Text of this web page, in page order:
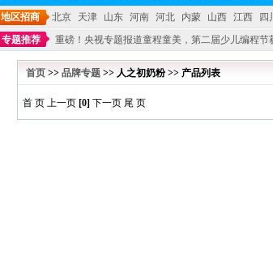
地区招商 北京 天津 山东 河南 河北 内蒙 山西 江西 四
专题推荐
重磅！央视专题报道童程童美，第二届少儿编程节
不能再单纯地销售产品,而要向增强服务转型,毕竟母婴产品比较
首页 >> 品牌专题 >> 人之初奶粉 >> 产品列表
首 页 上一页 [0] 下一页 尾 页